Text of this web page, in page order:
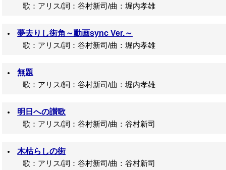
歌：アリス/詞：谷村新司/曲：堀内孝雄
夢去りし街角～動画sync Ver.～
歌：アリス/詞：谷村新司/曲：堀内孝雄
無題
歌：アリス/詞：谷村新司/曲：堀内孝雄
明日への讃歌
歌：アリス/詞：谷村新司/曲：谷村新司
木枯らしの街
歌：アリス/詞：谷村新司/曲：谷村新司